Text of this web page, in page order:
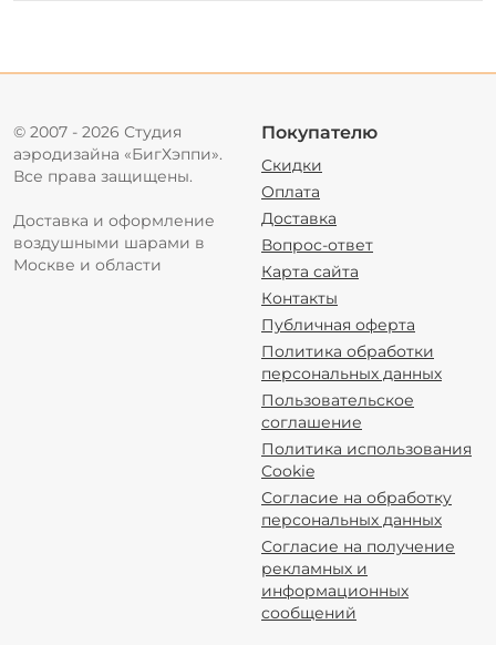
© 2007 - 2026 Студия
аэродизайна «БигХэппи».
Все права защищены.
Доставка и оформление
воздушными шарами в
Москве и области
Покупателю
Скидки
Оплата
Доставка
Вопрос-ответ
Карта сайта
Контакты
Публичная оферта
Политика обработки
персональных данных
Пользовательское
соглашение
Политика использования
Cookie
Согласие на обработку
персональных данных
Согласие на получение
рекламных и
информационных
сообщений